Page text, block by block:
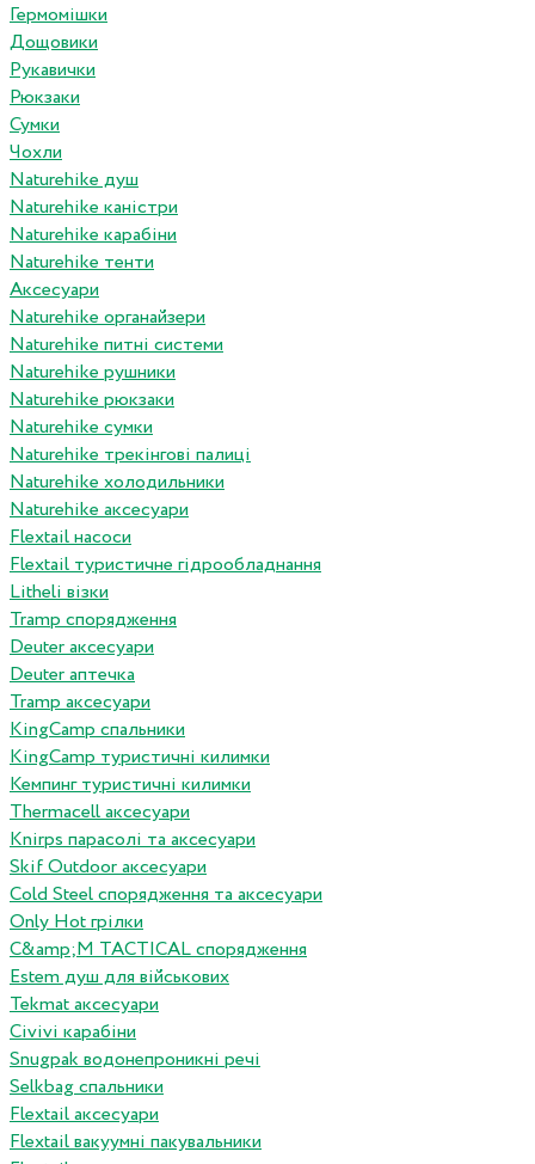
Гермомішки
Дощовики
Рукавички
Рюкзаки
Сумки
Чохли
Naturehike душ
Naturehike каністри
Naturehike карабіни
Naturehike тенти
Аксесуари
Naturehike органайзери
Naturehike питні системи
Naturehike рушники
Naturehike рюкзаки
Naturehike сумки
Naturehike трекінгові палиці
Naturehike холодильники
Naturehike аксесуари
Flextail насоси
Flextail туристичне гідрообладнання
Litheli візки
Tramp спорядження
Deuter аксесуари
Deuter аптечка
Tramp аксесуари
KingCamp спальники
KingCamp туристичні килимки
Кемпинг туристичні килимки
Thermacell аксесуари
Knirps парасолі та аксесуари
Skif Outdoor аксесуари
Cold Steel спорядження та аксесуари
Only Hot грілки
C&amp;M TACTICAL спорядження
Estem душ для військових
Tekmat аксесуари
Сivivi карабіни
Snugpak водонепроникні речі
Selkbag спальники
Flextail аксесуари
Flextail вакуумні пакувальники